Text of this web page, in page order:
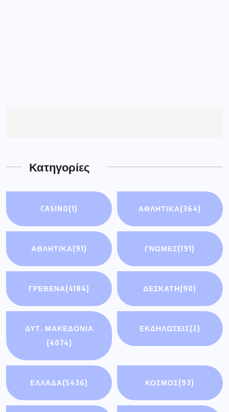
Κατηγορίες
CASINO(1) ΑΘΛΗΤΙΚΑ(364)
ΑΘΛΗΤΙΚΆ(91) ΓΝΩΜΕΣ(191)
ΓΡΕΒΕΝΑ(4184) ΔΕΣΚΑΤΗ(90)
ΔΥΤ. ΜΑΚΕΔΟΝΙΑ
(4074)
ΕΚΔΗΛΩΣΕΙΣ(2)
ΕΛΛΑΔΑ(5436) ΚΟΣΜΟΣ(93)